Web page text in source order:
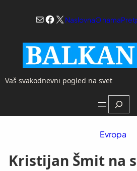
Mail
Facebook
X NaslovnaO nama
Vaš svakodnevni pogled na svet
Search
Evropa
Kristijan Šmit na